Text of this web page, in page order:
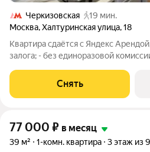
Черкизовская
19 мин.
Москва,Халтуринская улица,18
Квартира сдаётся с Яндекс
залога; - без единоразовой
вам квартиру онлайн это так же детально, как вживую, только
вы не
Снять
77 000 ₽ в месяц
39 м² 1-комн. квартира 3 этаж из 9